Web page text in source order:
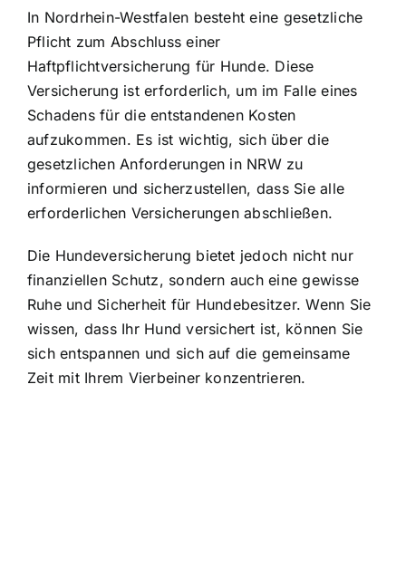
In Nordrhein-Westfalen besteht eine gesetzliche
Pflicht zum Abschluss einer
Haftpflichtversicherung für Hunde. Diese
Versicherung ist erforderlich, um im Falle eines
Schadens für die entstandenen Kosten
aufzukommen. Es ist wichtig, sich über die
gesetzlichen Anforderungen in NRW zu
informieren und sicherzustellen, dass Sie alle
erforderlichen Versicherungen abschließen.
Die Hundeversicherung bietet jedoch nicht nur
finanziellen Schutz, sondern auch eine gewisse
Ruhe und Sicherheit für Hundebesitzer. Wenn Sie
wissen, dass Ihr Hund versichert ist, können Sie
sich entspannen und sich auf die gemeinsame
Zeit mit Ihrem Vierbeiner konzentrieren.